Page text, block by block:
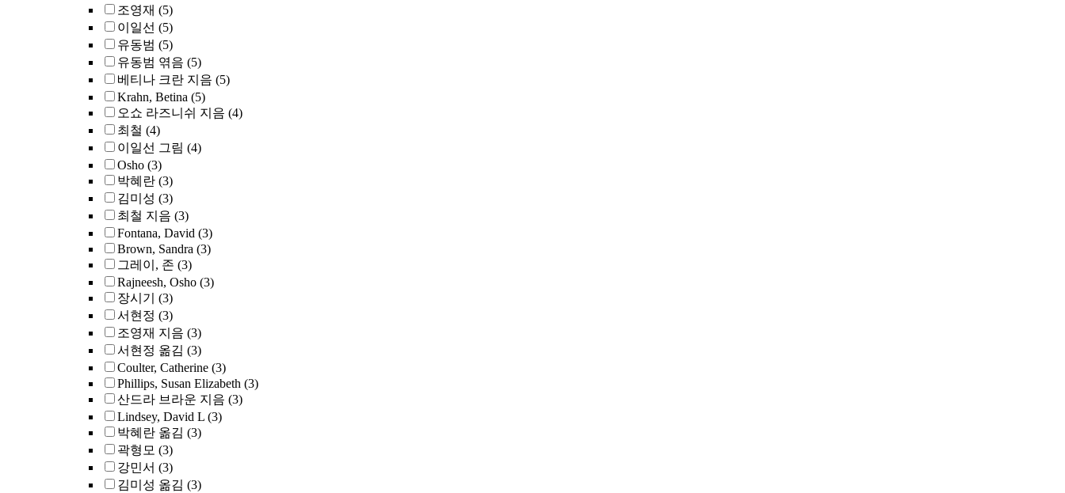
조영재 (5)
이일선 (5)
유동범 (5)
유동범 엮음 (5)
베티나 크란 지음 (5)
Krahn, Betina (5)
오쇼 라즈니쉬 지음 (4)
최철 (4)
이일선 그림 (4)
Osho (3)
박혜란 (3)
김미성 (3)
최철 지음 (3)
Fontana, David (3)
Brown, Sandra (3)
그레이, 존 (3)
Rajneesh, Osho (3)
장시기
(3)
서현정 (3)
조영재 지음 (3)
서현정 옮김 (3)
Coulter, Catherine (3)
Phillips, Susan Elizabeth (3)
산드라 브라운 지음 (3)
Lindsey, David L (3)
박혜란 옮김 (3)
곽형모 (3)
강민서 (3)
김미성 옮김 (3)